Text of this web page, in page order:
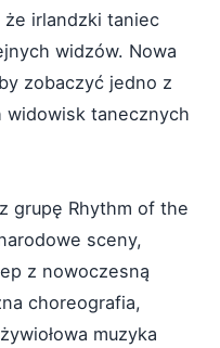
irlandzki taniec
widzów. Nowa
zobaczyć jedno z
widowisk tanecznych
grupę Rhythm of the
sceny,
z nowoczesną
choreografia,
muzyka